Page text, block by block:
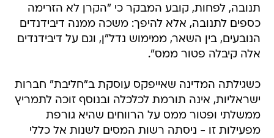
תנובה, לפחות, קובע המבקר כי "הקרן לא הזרימה
כספים לתנובה, אלא להיפך: משכה ממנה דיבידנדים
הנובעים, בין השאר, ממימוש נדל"ן, וגם על דיבידנדים
אלה קיבלה פטור ממס".
כשגילתה המדינה שאייפקס עוסקת ב"חליבת" חברות
ישראליות, אינה תורמת לכלכלה ובנוסף זוכה לתמריץ
ממשלתי ופטור ממס על הרווחים שהיא גורפת
מפעילות זו - ניסתה רשות המסים לשנות אל כללי